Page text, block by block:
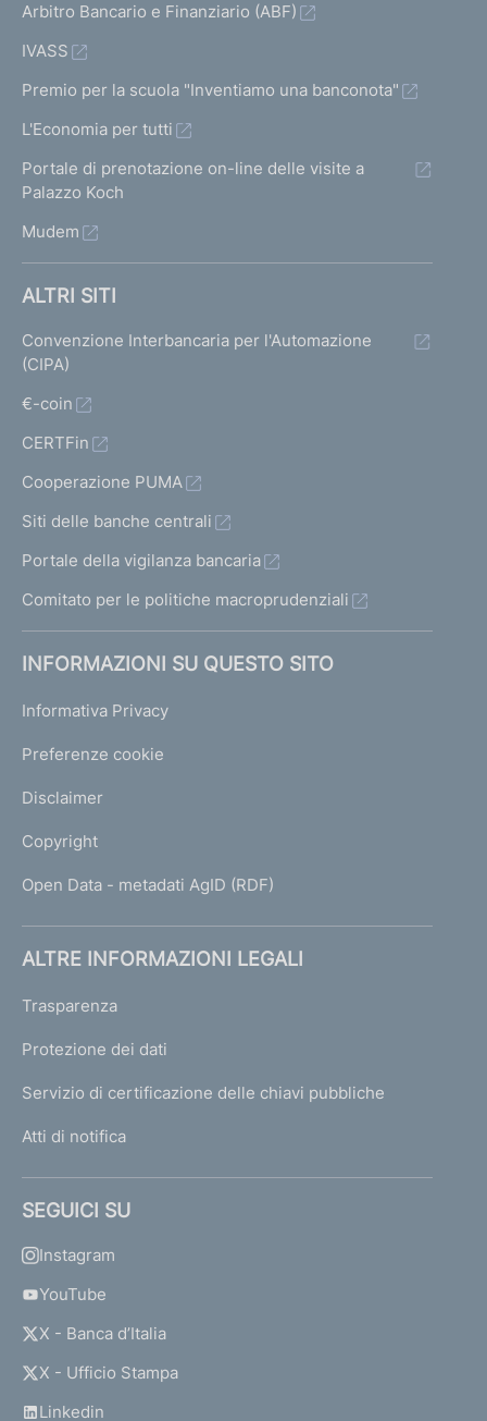
Arbitro Bancario e Finanziario (ABF)
IVASS
Premio per la scuola "Inventiamo una banconota"
L'Economia per tutti
Portale di prenotazione on-line delle visite a
Palazzo Koch
Mudem
ALTRI SITI
Convenzione Interbancaria per l'Automazione
(CIPA)
€-coin
CERTFin
Cooperazione PUMA
Siti delle banche centrali
Portale della vigilanza bancaria
Comitato per le politiche macroprudenziali
INFORMAZIONI SU QUESTO SITO
Informativa Privacy
Preferenze cookie
Disclaimer
Copyright
Open Data - metadati AgID (RDF)
ALTRE INFORMAZIONI LEGALI
Trasparenza
Protezione dei dati
Servizio di certificazione delle chiavi pubbliche
Atti di notifica
SEGUICI SU
Instagram
YouTube
X - Banca d’Italia
X - Ufficio Stampa
Linkedin